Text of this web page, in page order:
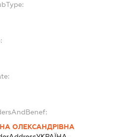
ОЛЕКСАНДРІВНА